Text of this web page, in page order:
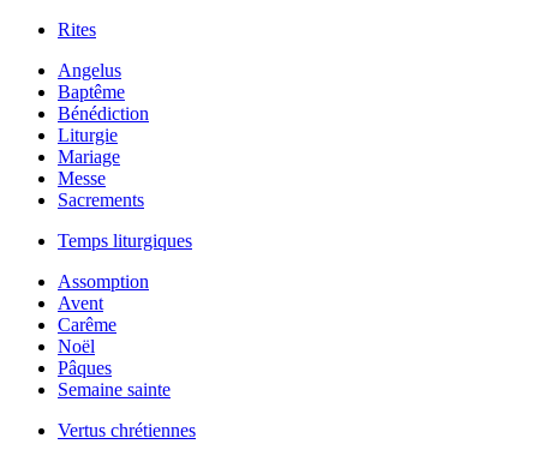
Rites
Angelus
Baptême
Bénédiction
Liturgie
Mariage
Messe
Sacrements
Temps liturgiques
Assomption
Avent
Carême
Noël
Pâques
Semaine sainte
Vertus chrétiennes